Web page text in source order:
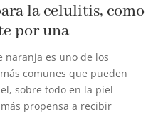
la celulitis, como
por una
naranja es uno de los
comunes que pueden
sobre todo en la piel
propensa a recibir